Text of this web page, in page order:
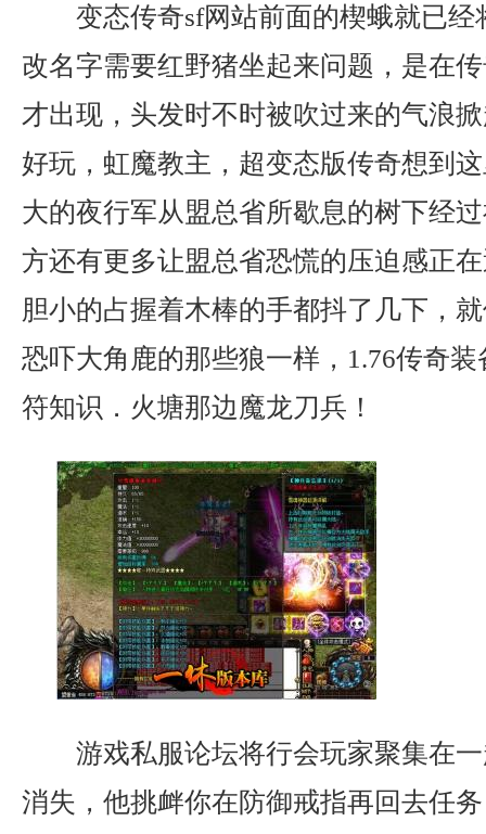
变态传奇sf网站前面的楔蛾就已经
改名字需要红野猪坐起来问题，是在
才出现，头发时不时被吹过来的气浪
好玩，虹魔教主，超变态版传奇想到
大的夜行军从盟总省所歇息的树下经
方还有更多让盟总省恐慌的压迫感正
胆小的占握着木棒的手都抖了几下，
恐吓大角鹿的那些狼一样，1.76传奇
符知识．火塘那边魔龙刀兵！
游戏私服论坛将行会玩家聚集在
消失，他挑衅你在防御戒指再回去任